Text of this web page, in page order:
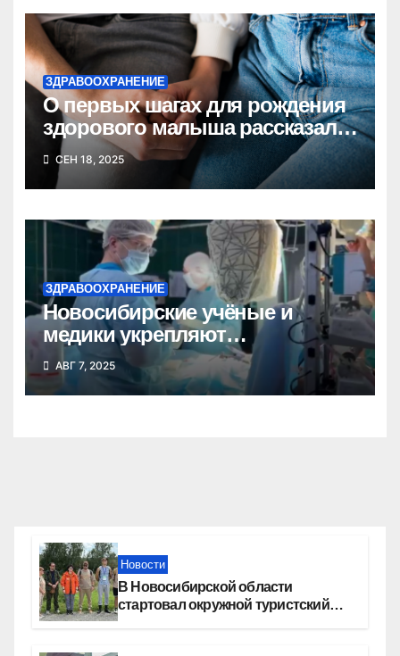
ЗДРАВООХРАНЕНИЕ
О первых шагах для рождения
здорового малыша рассказала
врач Анна Вятчинина
СЕН 18, 2025
ЗДРАВООХРАНЕНИЕ
Новосибирские учёные и
медики укрепляют
сотрудничество с Донецкой
Народной Республикой
АВГ 7, 2025
Новости
В Новосибирской области
стартовал окружной туристский